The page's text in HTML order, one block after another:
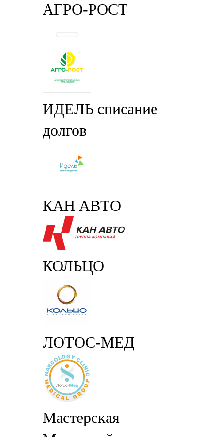
АГРО-РОСТ
ИДЕЛЬ списание
долгов
КАН АВТО
КОЛЬЦО
ЛОТОС-МЕД
Мастерская